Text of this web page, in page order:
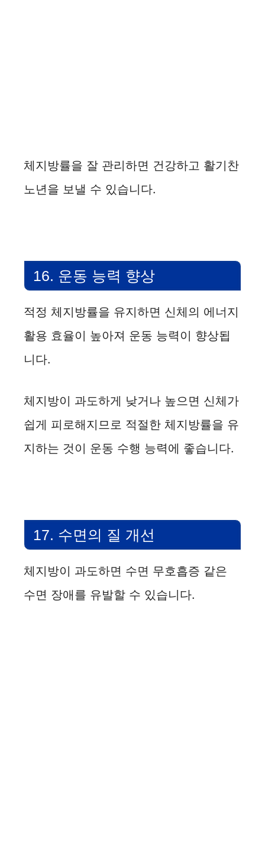
체지방률을 잘 관리하면 건강하고 활기찬
노년을 보낼 수 있습니다.
16. 운동 능력 향상
적정 체지방률을 유지하면 신체의 에너지
활용 효율이 높아져 운동 능력이 향상됩
니다.
체지방이 과도하게 낮거나 높으면 신체가
쉽게 피로해지므로 적절한 체지방률을 유
지하는 것이 운동 수행 능력에 좋습니다.
17. 수면의 질 개선
체지방이 과도하면 수면 무호흡증 같은
수면 장애를 유발할 수 있습니다.